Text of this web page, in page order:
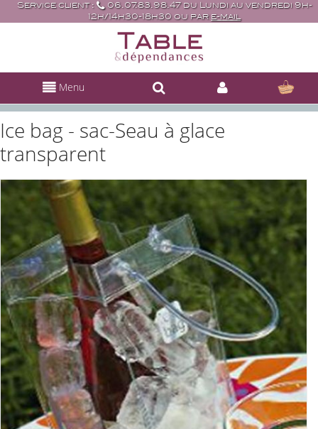
Service client :
06.07.83.98.47 du Lundi au vendredi 9h-
12h/14h30-18h30 ou par e-mail
Menu
Ice bag - sac-Seau à glace
transparent